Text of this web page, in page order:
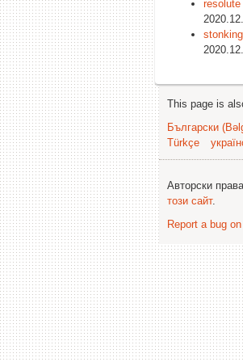
resolute
stonking
This page is
Български
Türkçe
Авторски
този сайт.
Report a bug